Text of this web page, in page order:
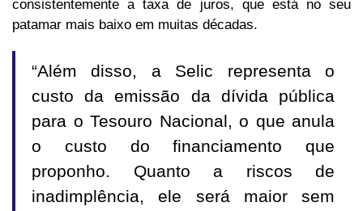
consistentemente a taxa de juros, que está no seu
patamar mais baixo em muitas décadas.
“Além disso, a Selic representa o
custo da emissão da dívida pública
para o Tesouro Nacional, o que anula
o custo do financiamento que
proponho. Quanto a riscos de
inadimplência, ele será maior sem